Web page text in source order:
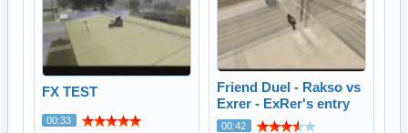
FX TEST
00:33
Friend Duel - Rakso vs
Exrer - ExRer's entry
00:42